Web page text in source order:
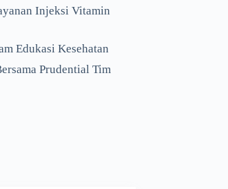
Injeksi Vitamin
Edukasi Kesehatan
Prudential Tim